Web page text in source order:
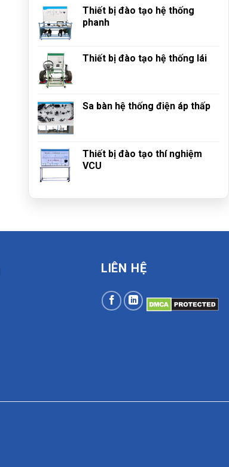
Thiết bị đào tạo hệ thống
phanh
Thiết bị đào tạo hệ thống lái
Sa bàn hệ thống điện áp thấp
Thiết bị đào tạo thí nghiệm
VCU
LIÊN HỆ